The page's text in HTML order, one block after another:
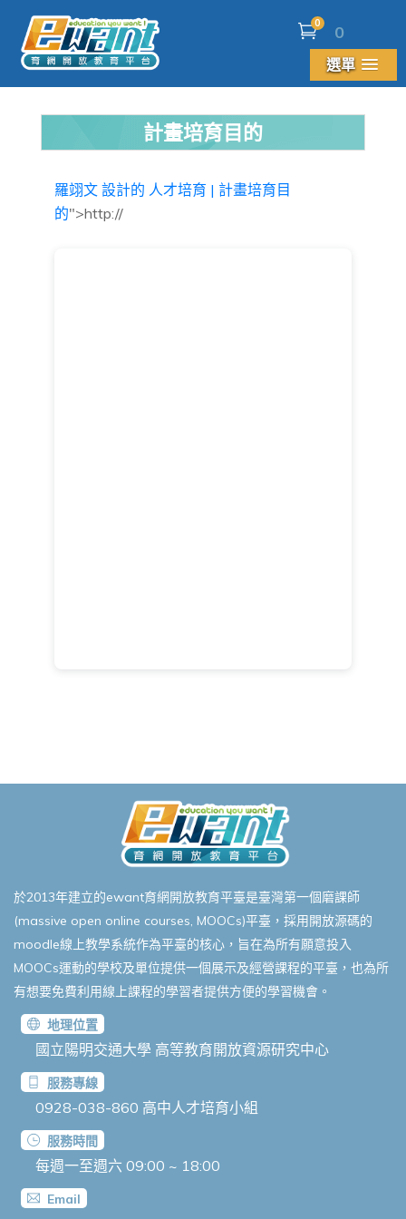
0 0
選單
計畫培育目的
羅翊文 設計的 人才培育 | 計畫培育目
的">http://
於2013年建立的ewant育網開放教育平臺是臺灣第一個磨課師
(massive open online courses, MOOCs)平臺，採用開放源碼的
moodle線上教學系統作為平臺的核心，旨在為所有願意投入
MOOCs運動的學校及單位提供一個展示及經營課程的平臺，也為所
有想要免費利用線上課程的學習者提供方便的學習機會。
地理位置
國立陽明交通大學 高等教育開放資源研究中心
服務專線
0928-038-860 高中人才培育小組
服務時間
每週一至週六 09:00 ~ 18:00
Email